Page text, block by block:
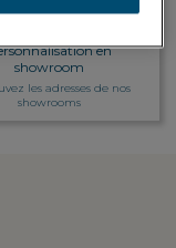
en
showroom
les adresses de nos
showrooms